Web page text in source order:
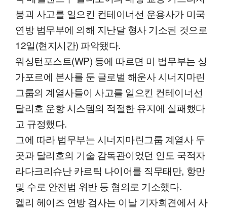
붕괴 사고를 일으킨 컨테이너선 운용사가 미국
연방 법무부에 의해 지난달 형사 기소된 것으로
12일(현지시간) 파악됐다.
워싱턴포스트(WP) 등에 따르면 미 법무부는 싱
가포르에 본사를 둔 글로벌 해운사 시너지마린
그룹의 계열사들이 사고를 일으킨 컨테이너선
달리호 운항 시스템의 적절한 유지에 실패했다
고 규정했다.
그에 따라 법무부는 시너지마린그룹 계열사 두
곳과 달리호의 기술 감독관이었던 인도 국적자
라다크리슈난 카르틱 나이어를 직무태만, 항만
및 수로 안전법 위반 등 혐의로 기소했다.
켈리 헤이즈 연방 검사는 이날 기자회견에서 사